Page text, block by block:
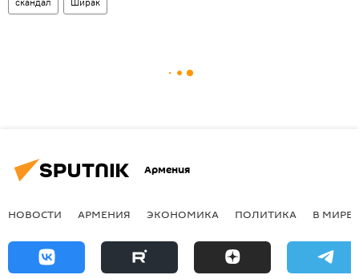
Армения
НОВОСТИ АРМЕНИЯ ЭКОНОМИКА ПОЛИТИКА В МИРЕ